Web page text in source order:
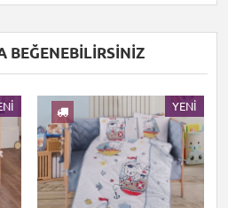
BEĞENEBILIRSINIZ
YENI